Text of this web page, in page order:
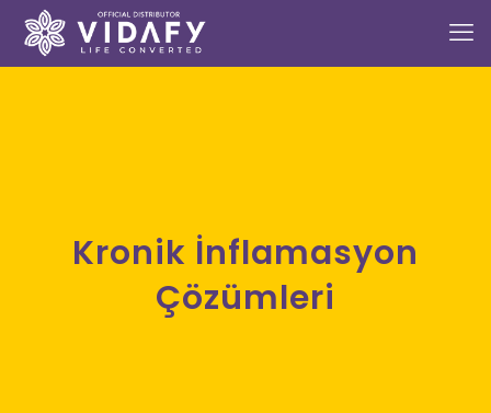
Kronik İnflamasyon
Çözümleri